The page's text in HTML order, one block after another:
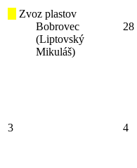
Zvoz plastov
Bobrovec
(Liptovský
Mikuláš)
28
3 4